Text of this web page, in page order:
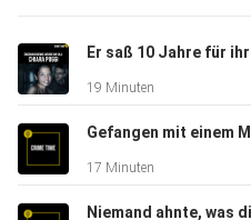
19 Minuten
17 Minuten